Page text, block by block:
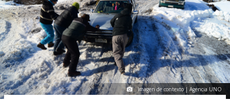
Imagen de contexto | Agencia UNO